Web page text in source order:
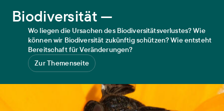
Biodiversität —
Wo liegen die Ursachen des Biodiversitätsverlustes? Wie
können wir Biodiversität zukünftig schützen? Wie entsteht
Bereitschaft für Veränderungen?
Zur Themenseite